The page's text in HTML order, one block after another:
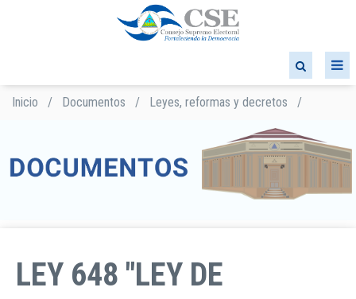
Sobrescribir
ayuda
a
Inicio / Documentos / Leyes, reformas y decretos /
LEY 648 "LEY DE